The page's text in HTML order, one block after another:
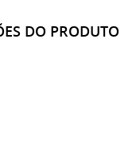
DO PRODUTO